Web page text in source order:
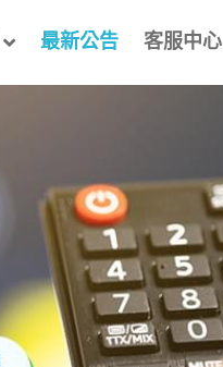
最新公告 客服中心